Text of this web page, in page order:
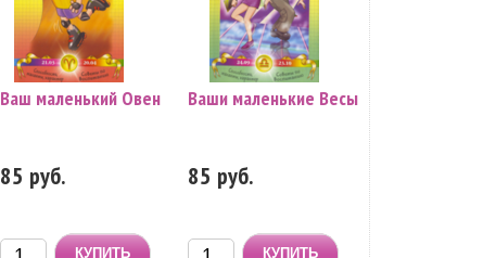
Ваш маленький Овен
85 руб.
Ваши маленькие Весы
85 руб.